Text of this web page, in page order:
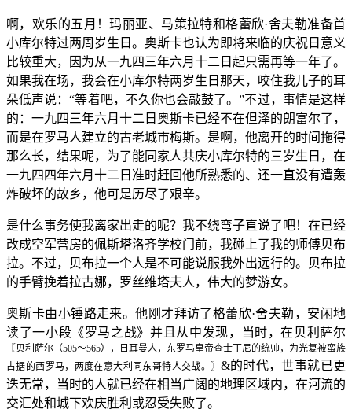
啊，欢乐的五月！玛丽亚、马策拉特和格蕾欣·舍夫勒准备首
小库尔特过两周岁生日。奥斯卡也认为即将来临的庆祝日意义
比较重大，因为从一九四三年六月十二日起只需再等一年了。
如果我在场，我会在小库尔特两岁生日那天，咬住我儿子的耳
朵低声说：“等着吧，不久你也会敲鼓了。”不过，事情是这样
的：一九四三年六月十二日奥斯卡已经不在但泽的朗富尔了，
而是在罗马人建立的古老城市梅斯。是啊，他离开的时间拖得
那么长，结果呢，为了能同家人共庆小库尔特的三岁生日，在
一九四四年六月十二日准时赶回他所熟悉的、还一直没有遭轰
炸破坏的故乡，他可是历尽了艰辛。
是什么事务使我离家出走的呢？我不绕弯子直说了吧！在已经
改成空军营房的佩斯塔洛齐学校门前，我碰上了我的师傅贝布
拉。不过，贝布拉一个人是不可能说服我外出远行的。贝布拉
的手臂挽着拉古娜，罗丝维塔夫人，伟大的梦游女。
奥斯卡由小锤路走来。他刚才拜访了格蕾欣·舍夫勒，安闲地
读了一小段《罗马之战》并且从中发现，当时，在贝利萨尔
〖贝利萨尔（505～565），日耳曼人，东罗马皇帝查士丁尼的统帅，为光复被蛮族
占据的西罗马，两度在意大利同东哥特人交战。〗 &的时代，世事就已更
迭无常，当时的人就已经在相当广阔的地理区域内，在河流的
交汇处和城下欢庆胜利或忍受失败了。